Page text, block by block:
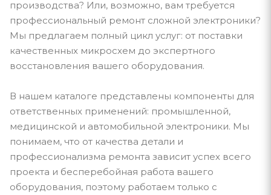
производства? Или, возможно, вам требуется
профессиональный ремонт сложной электроники?
Мы предлагаем полный цикл услуг: от поставки
качественных микросхем до экспертного
восстановления вашего оборудования.
В нашем каталоге представлены компоненты для
ответственных применений: промышленной,
медицинской и автомобильной электроники. Мы
понимаем, что от качества детали и
профессионализма ремонта зависит успех всего
проекта и бесперебойная работа вашего
оборудования, поэтому работаем только с